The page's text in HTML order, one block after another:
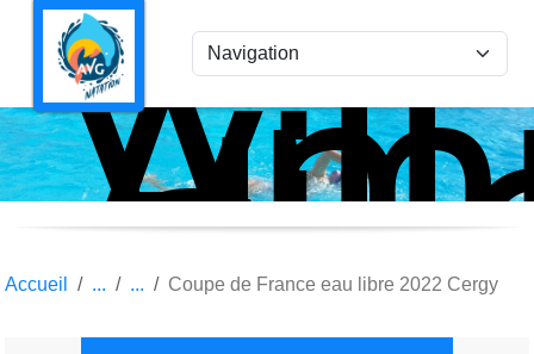
la
Accueil Coupe de France eau libre 2022 Cergy
Panneau de gestion des cookies